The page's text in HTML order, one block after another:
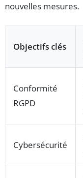
nouvelles mesures.
Objectifs clés
Conformité
RGPD
Cybersécurité